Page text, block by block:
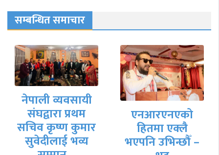
सम्बन्धित समाचार
एनआरएनएको
हितमा एक्लै
भएपनि उभिन्छौँ –
नेपाल व्यवसायी
सङ्घ कतारको
दोस्रो वार्षिक
साधारण सभा तथा
स्मारिका…